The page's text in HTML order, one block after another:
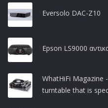
Eversolo DAC-Z10
Epson LS9000
WhatHiFi Magazine
turntable that is